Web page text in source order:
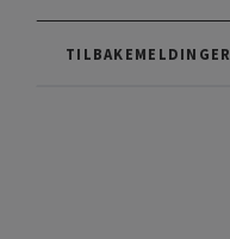
TILBAKEMELDINGER